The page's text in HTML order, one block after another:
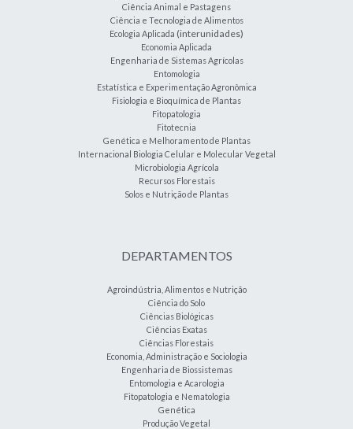
Ciência Animal e Pastagens
Ciência e Tecnologia de Alimentos
Ecologia Aplicada (interunidades)
Economia Aplicada
Engenharia de Sistemas Agrícolas
Entomologia
Estatística e Experimentação Agronômica
Fisiologia e Bioquímica de Plantas
Fitopatologia
Fitotecnia
Genética e Melhoramento de Plantas
Internacional Biologia Celular e Molecular Vegetal
Microbiologia Agrícola
Recursos Florestais
Solos e Nutrição de Plantas
DEPARTAMENTOS
Agroindústria, Alimentos e Nutrição
Ciência do Solo
Ciências Biológicas
Ciências Exatas
Ciências Florestais
Economia, Administração e Sociologia
Engenharia de Biossistemas
Entomologia e Acarologia
Fitopatologia e Nematologia
Genética
Produção Vegetal